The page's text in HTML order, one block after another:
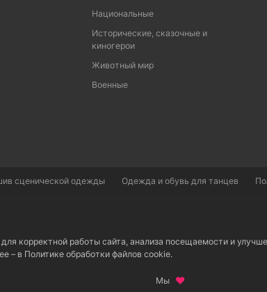
Национальные
Исторические, сказочные и
киногерои
Животный мир
Военные
сценической одежды Одежда и обувь для танцев
корректной работы сайта, анализа посещаемости и
– в Политике обработки файлов cookie.
Мы